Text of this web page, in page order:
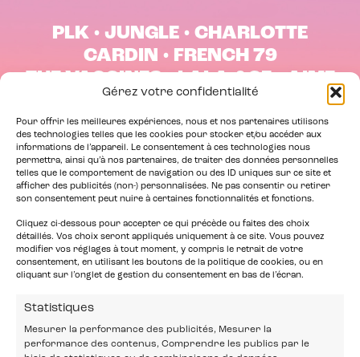
Gérez votre confidentialité
Pour offrir les meilleures expériences, nous et nos partenaires utilisons
des technologies telles que les cookies pour stocker et/ou accéder aux
informations de l’appareil. Le consentement à ces technologies nous
permettra, ainsi qu’à nos partenaires, de traiter des données personnelles
telles que le comportement de navigation ou des ID uniques sur ce site et
afficher des publicités (non-) personnalisées. Ne pas consentir ou retirer
son consentement peut nuire à certaines fonctionnalités et fonctions.
Cliquez ci-dessous pour accepter ce qui précède ou faites des choix
détaillés. Vos choix seront appliqués uniquement à ce site. Vous pouvez
modifier vos réglages à tout moment, y compris le retrait de votre
consentement, en utilisant les boutons de la politique de cookies, ou en
cliquant sur l’onglet de gestion du consentement en bas de l’écran.
Statistiques
Mesurer la performance des publicités, Mesurer la
performance des contenus, Comprendre les publics par le
PLK • JUNGLE • CHARLOTTE
CARDIN • FRENCH 79
THE VACCINES • LALA &CE • AIME
SIMONE
RÉSERVER MES PLACES